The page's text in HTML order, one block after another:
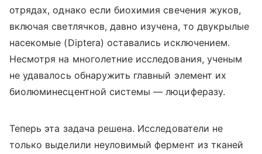
отрядах, однако если биохимия свечения жуков,
включая светлячков, давно изучена, то двукрылые
насекомые (Diptera) оставались исключением.
Несмотря на многолетние исследования, ученым
не удавалось обнаружить главный элемент их
биолюминесцентной системы — люциферазу.
Теперь эта задача решена. Исследователи не
только выделили неуловимый фермент из тканей